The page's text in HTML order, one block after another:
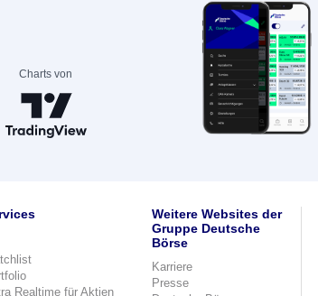
Charts von
Realtime für Aktien
Weitere Websites der
Gruppe Deutsche
Börse
Karriere
Presse